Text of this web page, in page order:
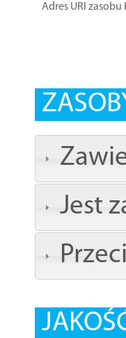
Adres URI zasobu
Jest